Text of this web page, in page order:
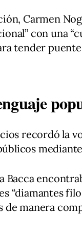
Carmen
con una
tender
recordó la
Bacca
“diamantes
de manera